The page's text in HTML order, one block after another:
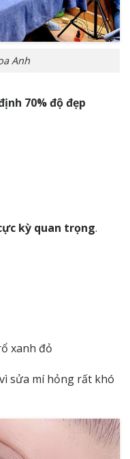
Anh
70% độ đẹp
kỳ quan trọng.
xanh đỏ
sửa mí hỏng rất khó